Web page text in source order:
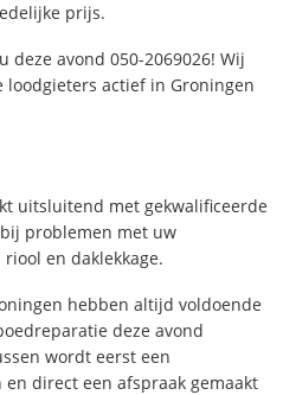
prijs.
deze avond 050-2069026! Wij
actief in Groningen
uitsluitend met gekwalificeerde
problemen met uw
en daklekkage.
hebben altijd voldoende
deze avond
wordt eerst een
direct een afspraak gemaakt